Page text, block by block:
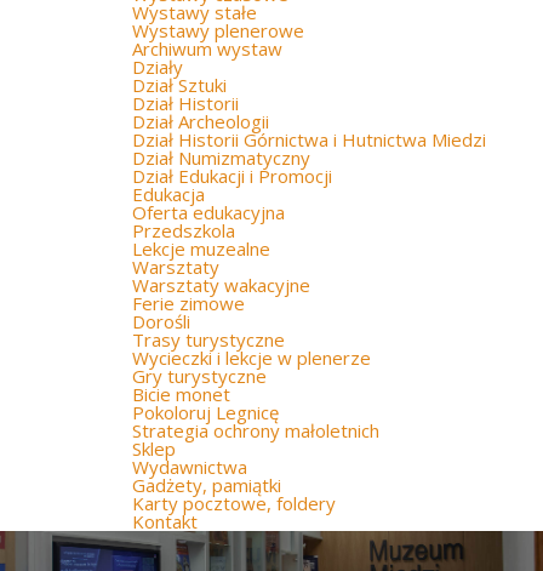
Wystawy stałe
Wystawy plenerowe
Archiwum wystaw
Działy
Dział Sztuki
Dział Historii
Dział Archeologii
Dział Historii Górnictwa i Hutnictwa Miedzi
Dział Numizmatyczny
Dział Edukacji i Promocji
Edukacja
Oferta edukacyjna
Przedszkola
Lekcje muzealne
Warsztaty
Warsztaty wakacyjne
Ferie zimowe
Dorośli
Trasy turystyczne
Wycieczki i lekcje w plenerze
Gry turystyczne
Bicie monet
Pokoloruj Legnicę
Strategia ochrony małoletnich
Sklep
Wydawnictwa
Gadżety, pamiątki
Karty pocztowe, foldery
Kontakt